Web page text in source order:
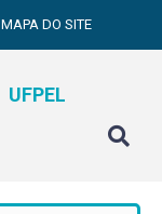
MAPA DO SITE
UFPEL